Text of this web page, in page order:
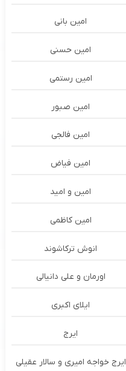
امین بانی
امین حسنی
امین رستمی
امین صبور
امین فالجی
امین فیاض
امین و امید
امین کاظمی
انوش ترکاشوند
اورمان و علی دانیالی
ايلاى اكبرى
ایرج
ایرج خواجه امیری و سالار عقیلی